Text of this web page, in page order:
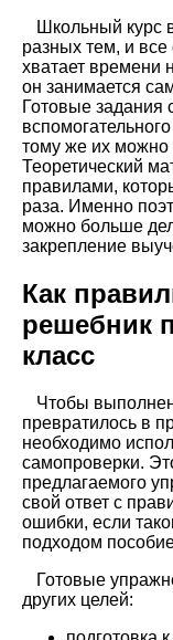
Школьный курс
разных тем, и
хватает времени
он занимается
Готовые задания
тому же их можно
Теоретический
правилами,
раза. Именно
можно больше
закрепление
Как
решебник
класс
Чтобы
превратилось в
необходимо
самопроверки.
предлагаемого
свой ответ с
ошибки, если
подходом
Готовые
других целей: